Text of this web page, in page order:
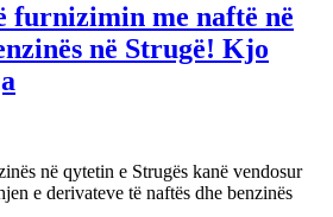
furnizimin me naftë në
në Strugë! Kjo
në qytetin e Strugës kanë vendosur
e derivateve të naftës dhe benzinës